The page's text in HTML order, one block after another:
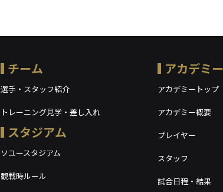
チーム
選手・スタッフ紹介
トレーニング見学・差し入れ
スタジアム
ソユースタジアム
観戦時ルール
アカデミ
アカデミートップ
アカデミー概要
プレイヤー
スタッフ
試合日程・結果